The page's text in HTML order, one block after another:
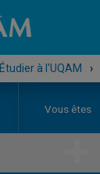
Étudier à l'UQAM ›
Vous êtes